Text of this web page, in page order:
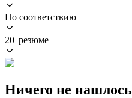
По соответствию
20 резюме
Ничего не нашлось